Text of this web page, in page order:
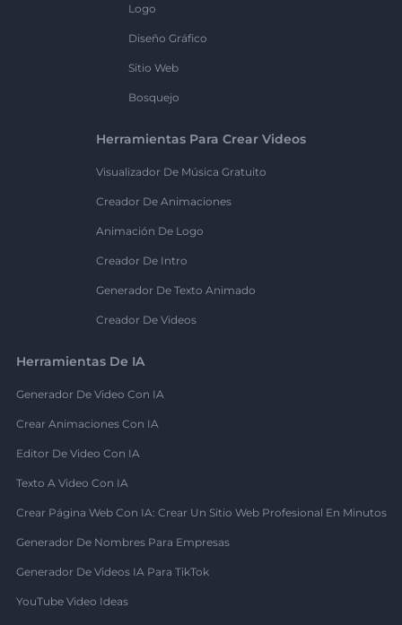
Logo
Diseño Gráfico
Sitio Web
Bosquejo
Herramientas Para Crear Videos
Visualizador De Música Gratuito
Creador De Animaciones
Animación De Logo
Creador De Intro
Generador De Texto Animado
Creador De Videos
Herramientas De IA
Generador De Video Con IA
Crear Animaciones Con IA
Editor De Video Con IA
Texto A Video Con IA
Crear Página Web Con IA: Crear Un Sitio Web Profesional En Minutos
Generador De Nombres Para Empresas
Generador De Videos IA Para TikTok
YouTube Video Ideas